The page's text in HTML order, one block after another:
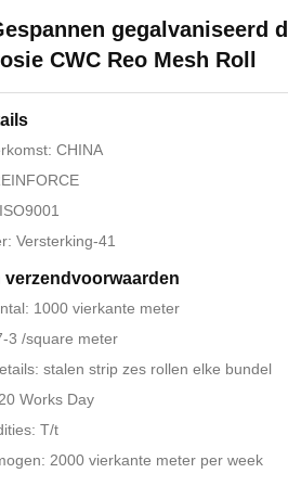
gegalvaniseerd
CWC Reo Mesh Roll
CHINA
Versterking-41
verzendvoorwaarden
1000 vierkante meter
3 /square meter
stalen strip zes rollen elke bundel
Works Day
T/t
2000 vierkante meter per week